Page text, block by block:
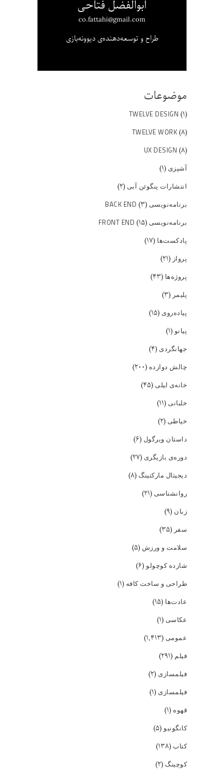
ابوالفضل فتاحی
co.fattahi@gmail.com
طراح و توسعه‌دهنده‌ی دیوونه‌بازی
موضوعات
TWELVE DESIGN (۱)
TWELVE WORK (۸)
UX DESIGN (۸)
آشپزی (۱)
انتشارات پنگوئن آبی (۲)
برنامه‌نویسی BACK END (۳)
برنامه‌نویسی FRONT END (۱۵)
پادکست‌ها (۱۷)
پرواز (۲۱)
پروژه‌ها (۴۳)
پلیمر (۳)
پیاده‌روی (۱۵)
پیانو(۱)
جهانگردی (۴)
چالش دوازده (۲۰۰)
خانه‌ی لیلی (۴۵)
خلبانی (۱۱)
خیاطی (۲)
داستان ویرگول (۶)
دوره‌ی بازیگری (۲۷)
دیجیتال مارکتینگ (۸)
روانشناسی (۲۱)
زبان (۹)
سفر (۳۵)
سلامت و ورزش (۵)
شازده کوچولو(۶)
طراحی و ساخت کافه (۱)
عادت‌ها (۱۵)
عکاسی (۱)
عمومی (۱,۴۱۳)
فیلم (۲۹۱)
فیلمسازی (۲)
فیلمسازی (۱)
قهوه (۱)
کانگونیو(۵)
کتاب (۱۳۸)
کوچینگ (۲)